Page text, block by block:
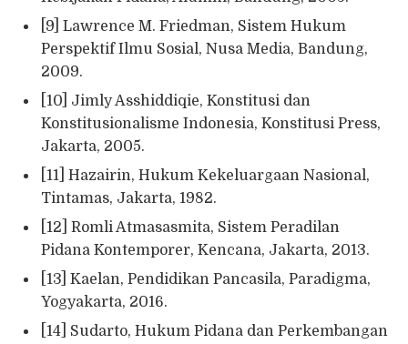
[9] Lawrence M. Friedman, Sistem Hukum
Perspektif Ilmu Sosial, Nusa Media, Bandung,
2009.
[10] Jimly Asshiddiqie, Konstitusi dan
Konstitusionalisme Indonesia, Konstitusi Press,
Jakarta, 2005.
[11] Hazairin, Hukum Kekeluargaan Nasional,
Tintamas, Jakarta, 1982.
[12] Romli Atmasasmita, Sistem Peradilan
Pidana Kontemporer, Kencana, Jakarta, 2013.
[13] Kaelan, Pendidikan Pancasila, Paradigma,
Yogyakarta, 2016.
[14] Sudarto, Hukum Pidana dan Perkembangan